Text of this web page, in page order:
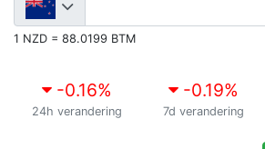
1 NZD = 88.0199 BTM
-0.16%
24h verandering
-0.19%
7d verandering